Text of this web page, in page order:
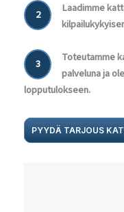
2
Laadimme
3
Toteutamme
palveluna ja
lopputulokseen.
PYYDÄ TARJOUS